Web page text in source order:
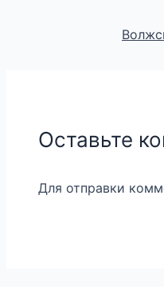
Оставьте
Для отправки